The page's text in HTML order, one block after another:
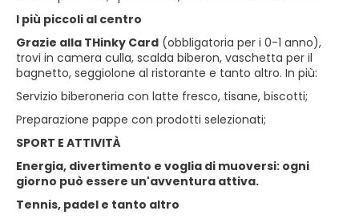
I più piccoli al centro
Grazie alla THinky Card (obbligatoria per i 0-1 anno),
trovi in camera culla, scalda biberon, vaschetta per il
bagnetto, seggiolone al ristorante e tanto altro. In più:
Servizio biberoneria con latte fresco, tisane, biscotti;
Preparazione pappe con prodotti selezionati;
SPORT E ATTIVITÀ
Energia, divertimento e voglia di muoversi: ogni
giorno può essere un'avventura attiva.
Tennis, padel e tanto altro